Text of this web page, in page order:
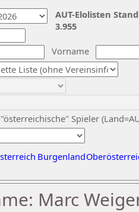
Vorname
Spieler
Burgenland
AUT-Elolisten
3.955
Marc